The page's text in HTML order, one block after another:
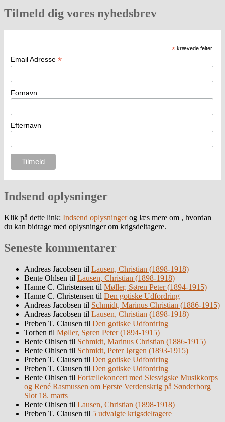
Tilmeld dig vores nyhedsbrev
* krævede felter
Email Adresse *
Fornavn
Efternavn
Indsend oplysninger
Klik på dette link: Indsend oplysningerog læs mere om , hvordan
du kan bidrage med oplysninger om krigsdeltagere.
Seneste kommentarer
Andreas Jacobsen til Lausen, Christian (1898-1918)
Bente Ohlsen til Lausen, Christian (1898-1918)
Hanne C. Christensen til Møller, Søren Peter (1894-1915)
Hanne C. Christensen til Den gotiske Udfordring
Andreas Jacobsen til Schmidt, Marinus Christian (1886-1915)
Andreas Jacobsen til Lausen, Christian (1898-1918)
Preben T. Clausen til Den gotiske Udfordring
Torben til Møller, Søren Peter (1894-1915)
Bente Ohlsen til Schmidt, Marinus Christian (1886-1915)
Bente Ohlsen til Schmidt, Peter Jørgen (1893-1915)
Preben T. Clausen til Den gotiske Udfordring
Preben T. Clausen til Den gotiske Udfordring
Bente Ohlsen til Fortællekoncert med Slesvigske Musikkorps
og René Rasmussen om Første Verdenskrig på Sønderborg
Slot 18. marts
Bente Ohlsen til Lausen, Christian (1898-1918)
Preben T. Clausen til 5 udvalgte krigsdeltagere